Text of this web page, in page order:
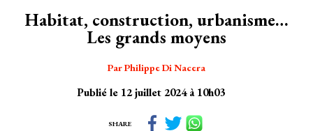
Habitat, construction, urbanisme…
Les grands moyens
Par Philippe Di Nacera
Publié le 12 juillet 2024 à 10h03
SHARE